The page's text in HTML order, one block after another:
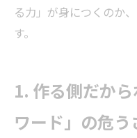
る力」が身につくのか
す。
1. 作る側だか
ワード」の危う